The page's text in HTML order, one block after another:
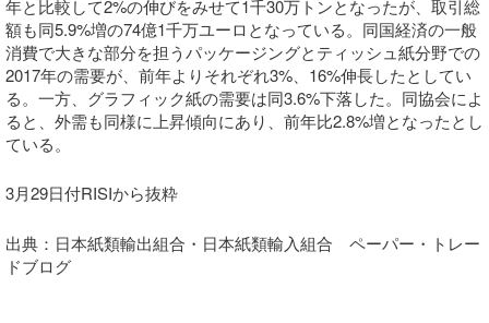
年と比較して2%の伸びをみせて1千30万トンとなったが、取引総
額も同5.9%増の74億1千万ユーロとなっている。同国経済の一般
消費で大きな部分を担うパッケージングとティッシュ紙分野での
2017年の需要が、前年よりそれぞれ3%、16%伸長したとしてい
る。一方、グラフィック紙の需要は同3.6%下落した。同協会によ
ると、外需も同様に上昇傾向にあり、前年比2.8%増となったとし
ている。
3月29日付RISIから抜粋
出典：日本紙類輸出組合・日本紙類輸入組合 ペーパー・トレー
ドブログ